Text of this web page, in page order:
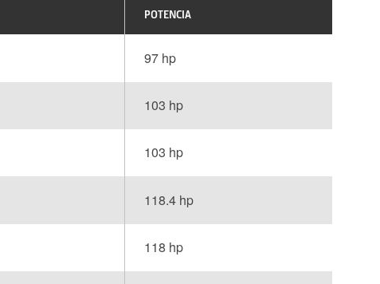
POTENCIA
97 hp
103 hp
103 hp
118.4 hp
118 hp